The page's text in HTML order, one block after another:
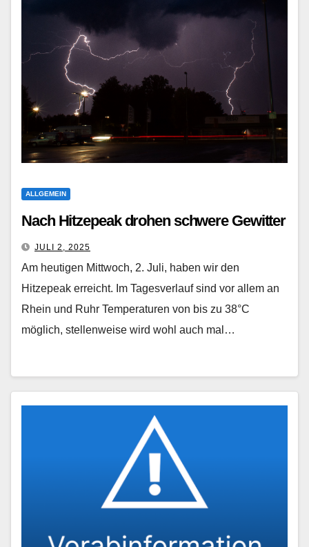
ALLGEMEIN
Nach Hitzepeak drohen schwere Gewitter
JULI 2, 2025
Am heutigen Mittwoch, 2. Juli, haben wir den
Hitzepeak erreicht. Im Tagesverlauf sind vor allem an
Rhein und Ruhr Temperaturen von bis zu 38°C
möglich, stellenweise wird wohl auch mal…